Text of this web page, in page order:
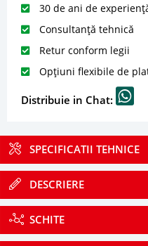
30 de ani de
Consultanță tehnică
Retur conform legii
Opțiuni flexibile de
Distribuie in Chat:
SPECIFICATII TEHNICE
DESCRIERE
SCHITE